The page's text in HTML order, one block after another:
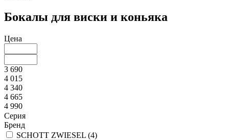
Бокалы для виски и коньяка
Цена
3 690
4 015
4 340
4 665
4 990
Серия
Бренд
SCHOTT ZWIESEL (4)